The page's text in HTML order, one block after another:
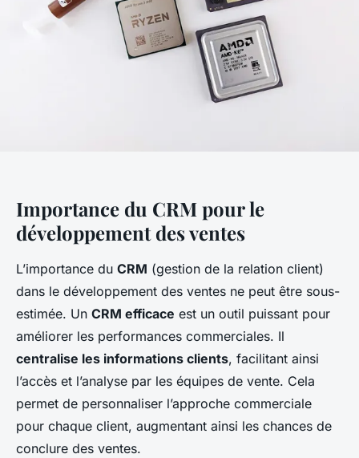
Importance du CRM pour le
développement des ventes
L’importance du CRM (gestion de la relation client)
dans le développement des ventes ne peut être sous-
estimée. Un CRM efficace est un outil puissant pour
améliorer les performances commerciales. Il
centralise les informations clients, facilitant ainsi
l’accès et l’analyse par les équipes de vente. Cela
permet de personnaliser l’approche commerciale
pour chaque client, augmentant ainsi les chances de
conclure des ventes.